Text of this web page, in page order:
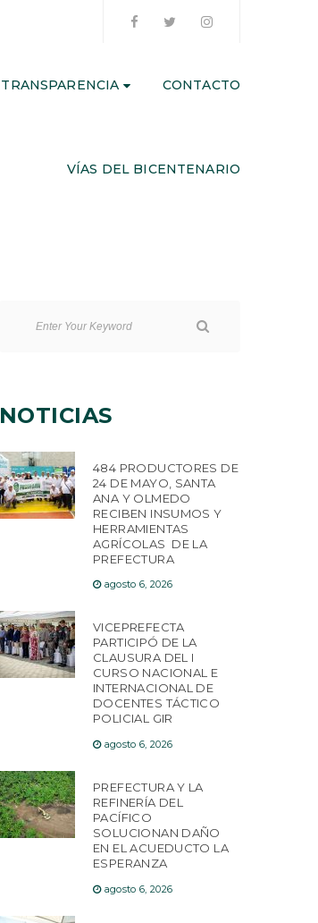
TRANSPARENCIA CONTACTO
VÍAS DEL BICENTENARIO
NOTICIAS
484 PRODUCTORES DE
24 DE MAYO, SANTA
ANA Y OLMEDO
RECIBEN INSUMOS Y
HERRAMIENTAS
AGRÍCOLAS DE LA
PREFECTURA
agosto 6, 2026
VICEPREFECTA
PARTICIPÓ DE LA
CLAUSURA DEL I
CURSO NACIONAL E
INTERNACIONAL DE
DOCENTES TÁCTICO
POLICIAL GIR
agosto 6, 2026
PREFECTURA Y LA
REFINERÍA DEL
PACÍFICO
SOLUCIONAN DAÑO
EN EL ACUEDUCTO LA
ESPERANZA
agosto 6, 2026